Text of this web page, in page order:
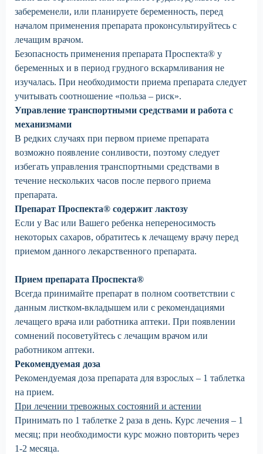
забеременели, или планируете беременность, перед
началом применения препарата проконсультируйтесь с
лечащим врачом.
Безопасность применения препарата Проспекта® у
беременных и в период грудного вскармливания не
изучалась. При необходимости приема препарата следует
учитывать соотношение «польза – риск».
Управление транспортными средствами и работа с
механизмами
В редких случаях при первом приеме препарата
возможно появление сонливости, поэтому следует
избегать управления транспортными средствами в
течение нескольких часов после первого приема
препарата.
Препарат Проспекта® содержит лактозу
Если у Вас или Вашего ребенка непереносимость
некоторых сахаров, обратитесь к лечащему врачу перед
приемом данного лекарственного препарата.
Прием препарата Проспекта®
Всегда принимайте препарат в полном соответствии с
данным листком-вкладышем или с рекомендациями
лечащего врача или работника аптеки. При появлении
сомнений посоветуйтесь с лечащим врачом или
работником аптеки.
Рекомендуемая доза
Рекомендуемая доза препарата для взрослых – 1 таблетка
на прием.
При лечении тревожных состояний и астении
Принимать по 1 таблетке 2 раза в день. Курс лечения – 1
месяц; при необходимости курс можно повторить через
1-2 месяца.